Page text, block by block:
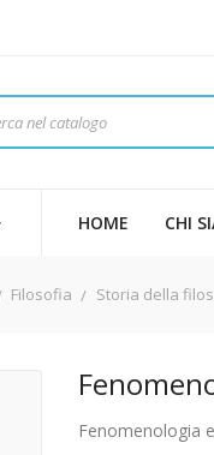
HOME CHI
Filosofia Storia della
Fenomenologia